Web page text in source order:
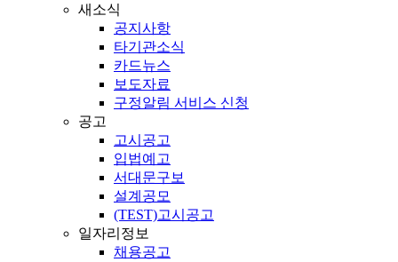
새소식
공지사항
타기관소식
카드뉴스
보도자료
구정알림 서비스 신청
공고
고시공고
입법예고
서대문구보
설계공모
(TEST)고시공고
일자리정보
채용공고